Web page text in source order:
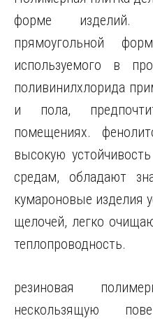
форме изделий.
прямоугольной
используемого в
поливинилхлорида
и пола,
помещениях.
высокую
средам, обладают
кумароновые изделия
щелочей, легко
теплопроводность.
резиновая
нескользящую